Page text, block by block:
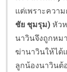
แต่เพราะควา
ชัย ชุมรุม) หัว
นาวินจึงถูกหม
ฆ่านาวินให้ได้
ลูกน้องนาวินต้